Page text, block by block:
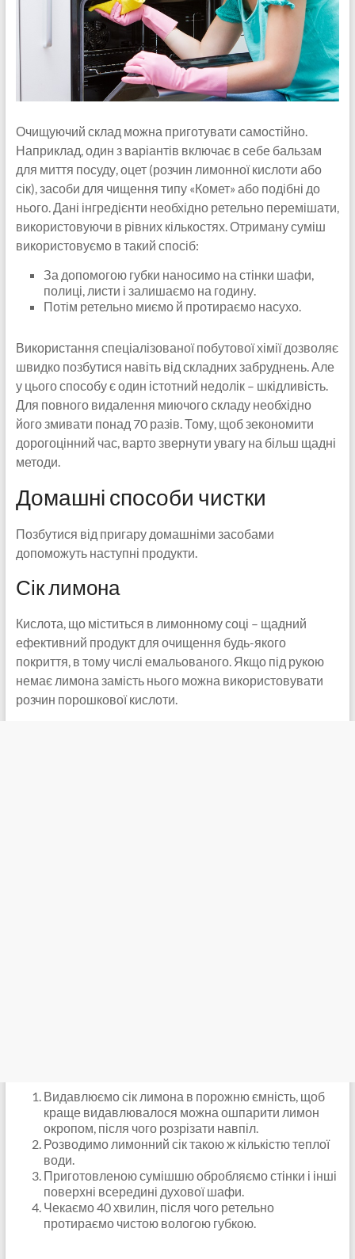
Очищуючий склад можна приготувати самостійно.
Наприклад, один з варіантів включає в себе бальзам
для миття посуду, оцет (розчин лимонної кислоти або
сік), засоби для чищення типу «Комет» або подібні до
нього. Дані інгредієнти необхідно ретельно перемішати,
використовуючи в рівних кількостях. Отриману суміш
використовуємо в такий спосіб:
За допомогою губки наносимо на стінки шафи,
полиці, листи і залишаємо на годину.
Потім ретельно миємо й протираємо насухо.
Використання спеціалізованої побутової хімії дозволяє
швидко позбутися навіть від складних забруднень. Але
у цього способу є один істотний недолік – шкідливість.
Для повного видалення миючого складу необхідно
його змивати понад 70 разів. Тому, щоб зекономити
дорогоцінний час, варто звернути увагу на більш щадні
методи.
Домашні способи чистки
Позбутися від пригару домашніми засобами
допоможуть наступні продукти.
Сік лимона
Кислота, що міститься в лимонному соці – щадний
ефективний продукт для очищення будь-якого
покриття, в тому числі емальованого. Якщо під рукою
немає лимона замість нього можна використовувати
розчин порошкової кислоти.
Видавлюємо сік лимона в порожню ємність, щоб
краще видавлювалося можна ошпарити лимон
окропом, після чого розрізати навпіл.
Розводимо лимонний сік такою ж кількістю теплої
води.
Приготовленою сумішшю обробляємо стінки і інші
поверхні всередині духової шафи.
Чекаємо 40 хвилин, після чого ретельно
протираємо чистою вологою губкою.